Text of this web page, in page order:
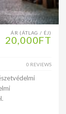
ÁR (ÁTLAG / ÉJ)
20,000FT
0 REVIEWS